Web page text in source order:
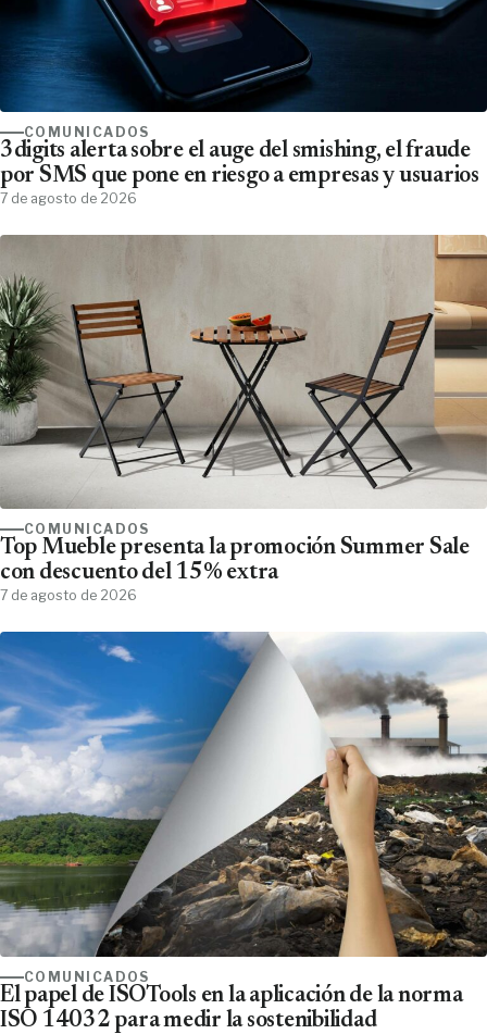
COMUNICADOS
3digits alerta sobre el auge del smishing, el fraude
por SMS que pone en riesgo a empresas y usuarios
7 de agosto de 2026
COMUNICADOS
Top Mueble presenta la promoción Summer Sale
con descuento del 15% extra
7 de agosto de 2026
COMUNICADOS
El papel de ISOTools en la aplicación de la norma
ISO 14032 para medir la sostenibilidad